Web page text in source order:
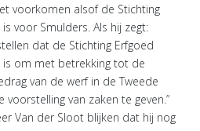
voorkomen alsof de Stichting
voor Smulders. Als hij zegt:
dat de Stichting Erfgoed
is om met betrekking tot de
van de werf in de Tweede
van zaken te geven.”
Van der Sloot blijken dat hij nog